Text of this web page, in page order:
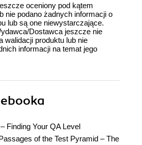
oceniony pod kątem
nie podano żadnych informacji o
lub są one niewystarczające.
Dostawca jeszcze nie
walidacji produktu lub nie
informacji na temat jego
ebooka
Finding Your QA Level
of the Test Pyramid – The